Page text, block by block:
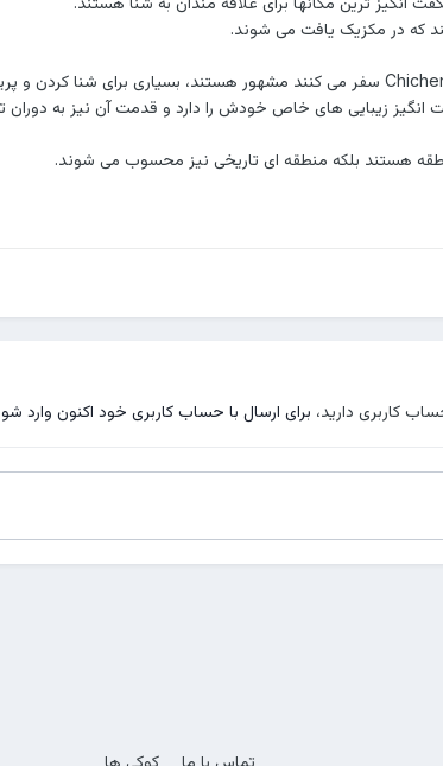
که در مکزیک یافت می شوند.
انگیز زیبایی های خاص خودش را دارد و قدمت آن نیز به دوران
هستند بلکه منطقه ای تاریخی نیز محسوب می شوند.‌‏
کاربری دارید، برای ارسال با حساب کاربری خود اکنون وارد
تماس با ما کوکی ها